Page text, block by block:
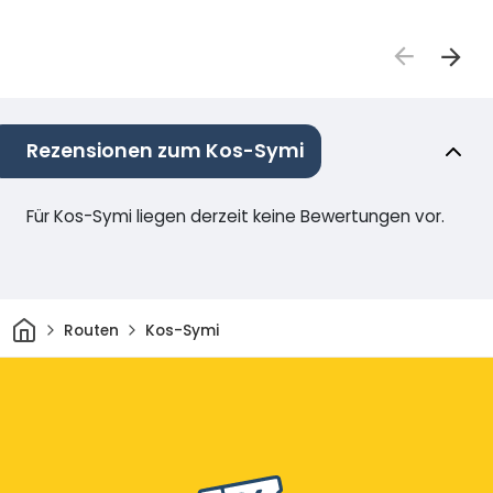
Rezensionen zum Kos-Symi
Für Kos-Symi liegen derzeit keine Bewertungen vor.
HeimRouten Kos-Symi